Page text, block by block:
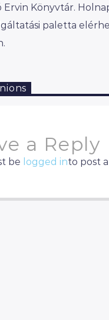
Ervin Könyvtár.
paletta
a Reply
be logged into post